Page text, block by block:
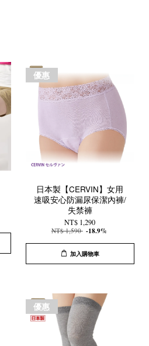
優惠
日本製【CERVIN】女用
速吸安心防漏尿保潔內褲/
失禁褲
NT$ 1,290
NT$ 1,590 -18.9%
加入購物車
優惠